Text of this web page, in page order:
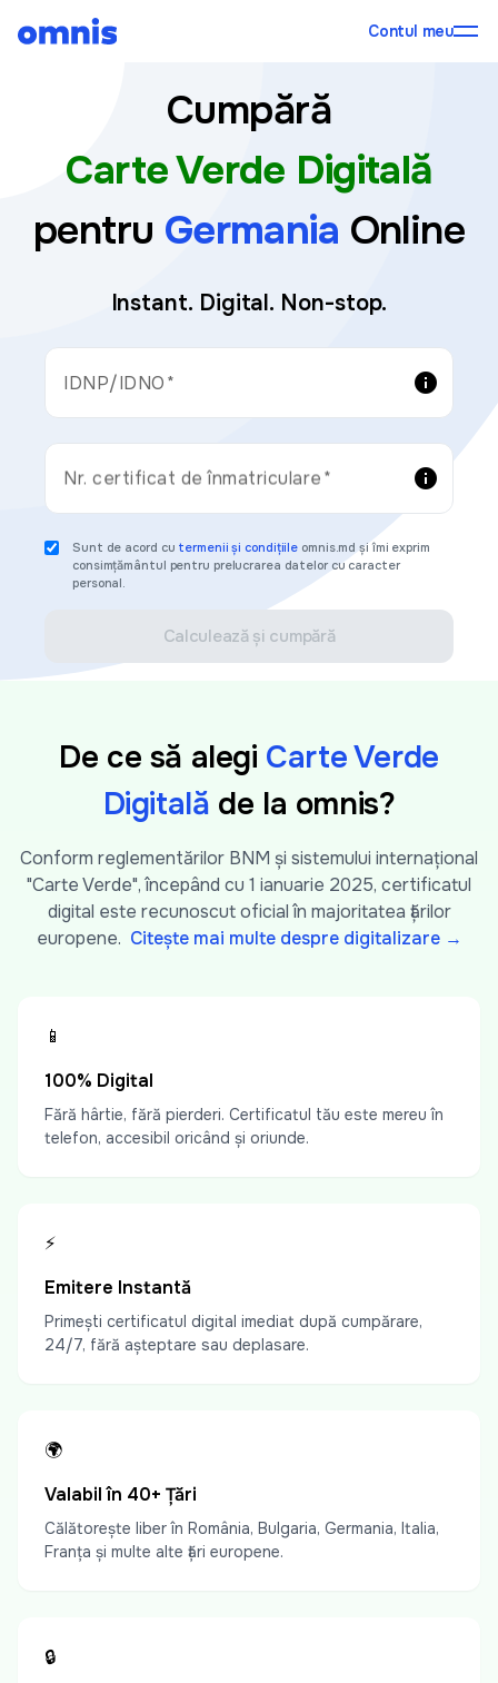
Contul meu
Cumpără
Carte Verde Digitală
pentru Germania Online
Instant. Digital. Non-stop.
IDNP/IDNO info
Nr. certificat de înmatriculare info
Sunt de acord cu termenii și condițiile omnis.md și îmi exprim
consimțământul pentru prelucrarea datelor cu caracter
personal.
Calculează și cumpără
De ce să alegi Carte Verde
Digitală de la omnis?
Conform reglementărilor BNM și sistemului internațional
"Carte Verde", începând cu 1 ianuarie 2025, certificatul
digital este recunoscut oficial în majoritatea țărilor
europene. Citește mai multe despre digitalizare →
📱
100% Digital
Fără hârtie, fără pierderi. Certificatul tău este mereu în
telefon, accesibil oricând și oriunde.
⚡
Emitere Instantă
Primești certificatul digital imediat după cumpărare,
24/7, fără așteptare sau deplasare.
🌍
Valabil în 40+ Țări
Călătorește liber în România, Bulgaria, Germania, Italia,
Franța și multe alte țări europene.
🔒